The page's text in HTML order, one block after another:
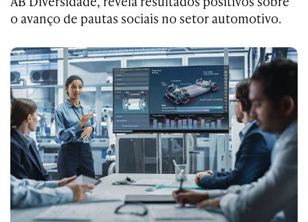
o avanço de pautas sociais no setor automotivo.